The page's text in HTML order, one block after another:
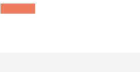
original
era: